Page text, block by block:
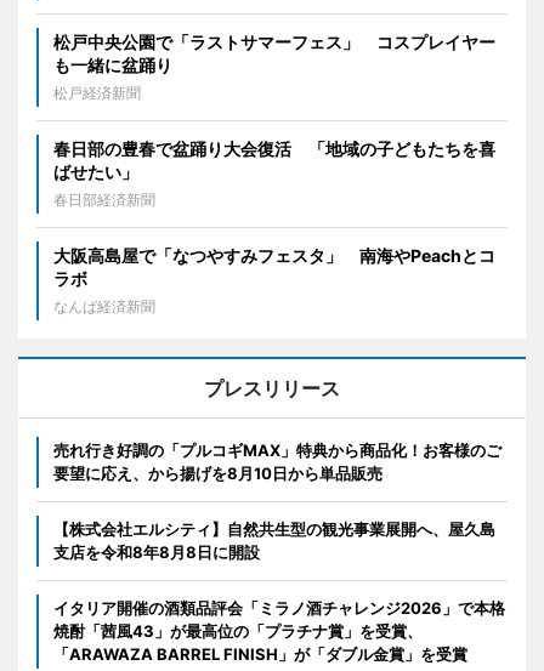
松戸中央公園で「ラストサマーフェス」 コスプレイヤー
も一緒に盆踊り
松戸経済新聞
春日部の豊春で盆踊り大会復活 「地域の子どもたちを喜
ばせたい」
春日部経済新聞
大阪高島屋で「なつやすみフェスタ」 南海やPeachとコ
ラボ
なんば経済新聞
プレスリリース
売れ行き好調の「プルコギMAX」特典から商品化！お客様のご
要望に応え、から揚げを8月10日から単品販売
【株式会社エルシティ】自然共生型の観光事業展開へ、屋久島
支店を令和8年8月8日に開設
イタリア開催の酒類品評会「ミラノ酒チャレンジ2026」で本格
焼酎「茜風43」が最高位の「プラチナ賞」を受賞、
「ARAWAZA BARREL FINISH」が「ダブル金賞」を受賞